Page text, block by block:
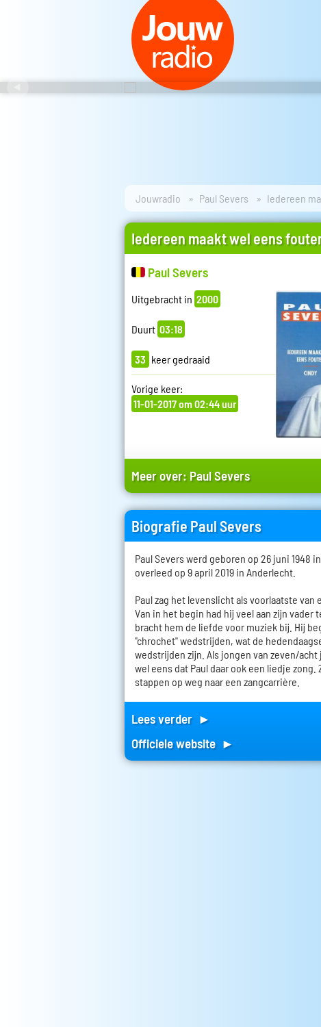
Jouwradio Paul Severs Iedereen
Iedereen maakt wel eens
Paul Severs
Uitgebracht in 2000
Duurt 03:18
33 keer gedraaid
Vorige keer:
11-01-2017 om 02:44 uur
Meer over: Paul Severs
Biografie Paul Severs
Paul Severs werd geboren op 26 juni 1948
overleed op 9 april 2019 in Anderlecht.
Paul zag het levenslicht als voorlaatste van
Van in het begin had hij veel aan zijn vader
bracht hem de liefde voor muziek bij. Hij
"chrochet" wedstrijden, wat de
wedstrijden zijn. Als jongen van zeven/
wel eens dat Paul daar ook een liedje
stappen op weg naar een zangcarrière.
Lees verder ►
Officiele website ►